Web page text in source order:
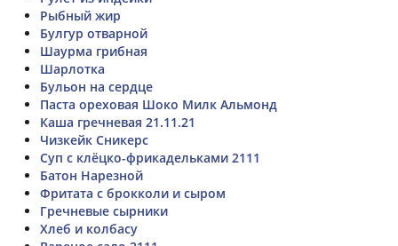
Рыбный жир
Булгур отварной
Шаурма грибная
Шарлотка
Бульон на сердце
Паста ореховая Шоко Милк Альмонд
Каша гречневая 21.11.21
Чизкейк Сникерс
Суп с клёцко-фрикадельками 2111
Батон Нарезной
Фритата с брокколи и сыром
Гречневые сырники
Хлеб и колбасу